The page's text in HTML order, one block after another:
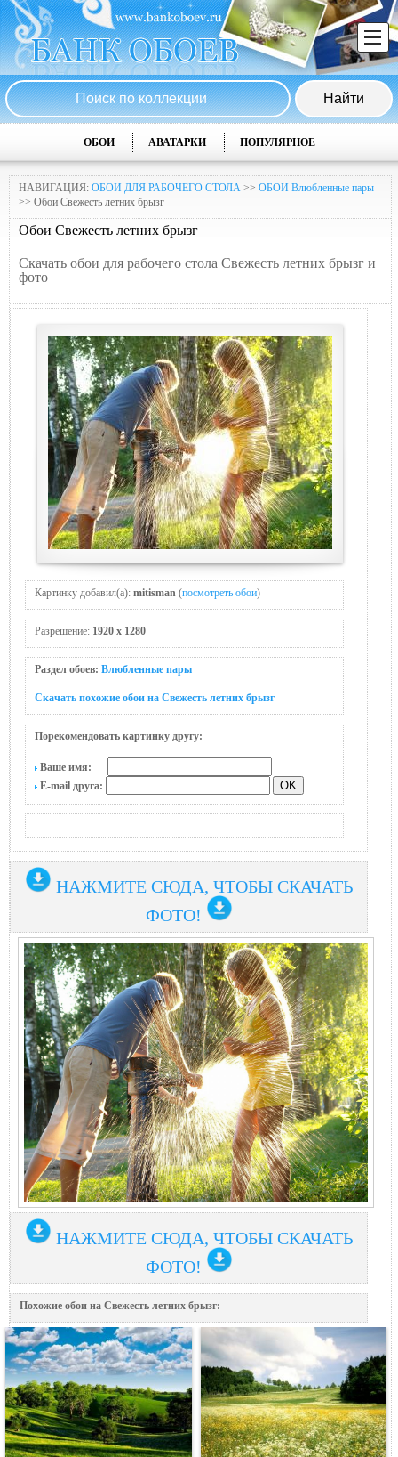
ОБОИ АВАТАРКИ ПОПУЛЯРНОЕ
НАВИГАЦИЯ: ОБОИ ДЛЯ РАБОЧЕГО СТОЛА >> ОБОИ Влюбленные пары
>> Обои Свежесть летних брызг
Обои Свежесть летних брызг
Скачать обои для рабочего стола Свежесть летних брызг и
фото
Картинку добавил(а): mitisman (посмотреть обои)
Разрешение: 1920 x 1280
Раздел обоев: Влюбленные пары
Скачать похожие обои на Свежесть летних брызг
Порекомендовать картинку другу:
Ваше имя:
E-mail друга:
НАЖМИТЕ СЮДА, ЧТОБЫ СКАЧАТЬ
ФОТО!
НАЖМИТЕ СЮДА, ЧТОБЫ СКАЧАТЬ
ФОТО!
Похожие обои на Свежесть летних брызг: